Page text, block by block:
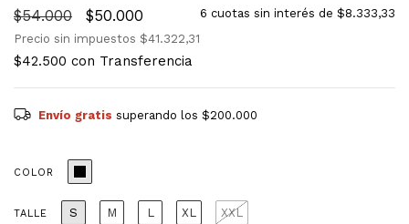
$54.000 $50.000 6 cuotas sin interés de $8.333,33
Precio sin impuestos $41.322,31
$42.500 con Transferencia
Envío gratis superando los $200.000
COLOR
TALLE S M L XL XXL